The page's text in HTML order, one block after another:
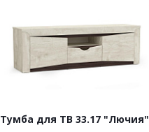
Тумба для ТВ 33.17 "Лючия"